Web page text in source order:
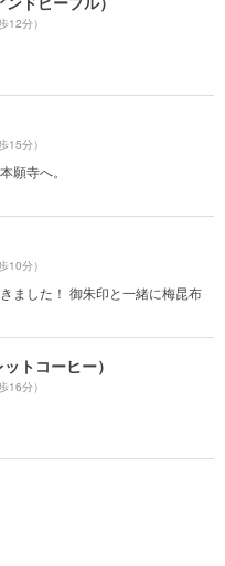
12分）
15分）
願寺へ。
10分）
ました！ 御朱印と一緒に梅昆布
トコーヒー）
16分）